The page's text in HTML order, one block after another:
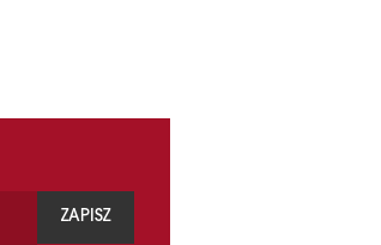
ZAPISZ